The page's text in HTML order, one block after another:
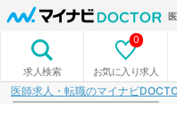
求人検索 お気に入り求人
0
医師求人・転職のマイナビ